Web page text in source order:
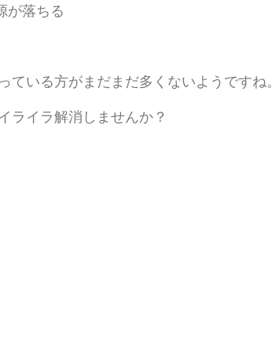
が落ちる
いる方がまだまだ多くないようですね。
ライラ解消しませんか？